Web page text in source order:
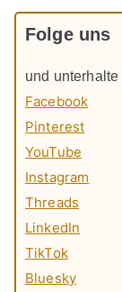
Folge uns
und
Facebook
Pinterest
YouTube
Instagram
Threads
LinkedIn
TikTok
Bluesky